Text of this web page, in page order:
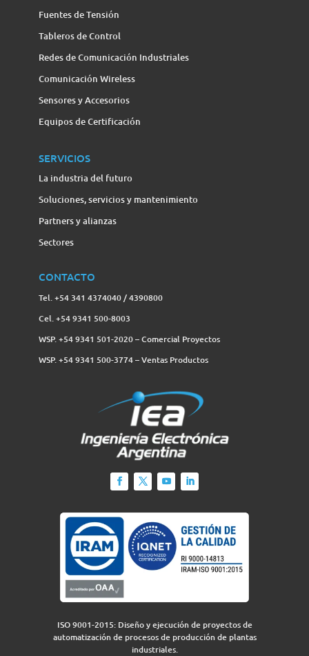
Fuentes de Tensión
Tableros de Control
Redes de Comunicación Industriales
Comunicación Wireless
Sensores y Accesorios
Equipos de Certificación
SERVICIOS
La industria del futuro
Soluciones, servicios y mantenimiento
Partners y alianzas
Sectores
CONTACTO
Tel. +54 341 4374040 / 4390800
Cel. +54 9341 500-8003
WSP. +54 9341 501-2020 – Comercial Proyectos
WSP. +54 9341 500-3774‬ – Ventas Productos
ISO 9001-2015: Diseño y ejecución de proyectos de
automatización de procesos de producción de plantas
industriales.